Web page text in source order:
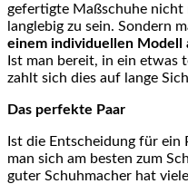
gefertigte Maßschuhe nicht
langlebig zu sein. Sondern
einem individuellen Modell
Ist man bereit, in ein etwas
zahlt sich dies auf lange
Das perfekte Paar
Ist die Entscheidung für ein
man sich am besten zum
guter Schuhmacher hat